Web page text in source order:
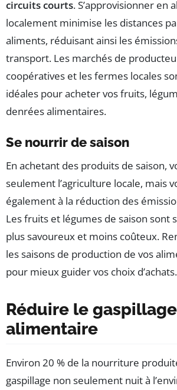
circuits courts. S’approvisionner en
localement minimise les distances
aliments, réduisant ainsi les
transport. Les marchés de
coopératives et les fermes locales
idéales pour acheter vos fruits,
denrées alimentaires.
Se nourrir de saison
En achetant des produits de saison,
seulement l’agriculture locale, mais
également à la réduction des
Les fruits et légumes de saison sont
plus savoureux et moins coûteux.
les saisons de production de vos
pour mieux guider vos choix d’achats.
Réduire le gaspillage
alimentaire
Environ 20 % de la nourriture
gaspillage non seulement nuit à